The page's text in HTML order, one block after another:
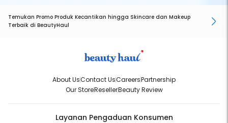
Temukan Promo Produk Kecantikan hingga Skincare dan Makeup
Terbaik di BeautyHaul
About UsContact UsCareersPartnership
Our StoreResellerBeauty Review
Layanan Pengaduan Konsumen